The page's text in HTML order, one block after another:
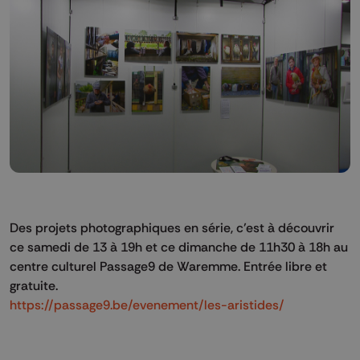
Des projets photographiques en série, c’est à découvrir
ce samedi de 13 à 19h et ce dimanche de 11h30 à 18h au
centre culturel Passage9 de Waremme. Entrée libre et
gratuite.
https://passage9.be/evenement/les-aristides/